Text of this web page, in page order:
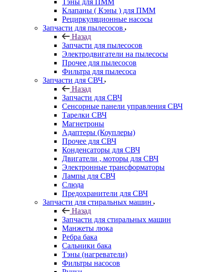
Тэны для ПММ
Клапаны ( Кэны ) для ПММ
Рециркуляционные насосы
Запчасти для пылесосов
Назад
Запчасти для пылесосов
Электродвигатели на пылесосы
Прочее для пылесосов
Фильтра для пылесоса
Запчасти для СВЧ
Назад
Запчасти для СВЧ
Сенсорные панели управления СВЧ
Тарелки СВЧ
Магнетроны
Адаптеры (Коуплеры)
Прочее для СВЧ
Конденсаторы для СВЧ
Двигатели , моторы для СВЧ
Электронные трансформаторы
Лампы для СВЧ
Слюда
Предохранители для СВЧ
Запчасти для стиральных машин
Назад
Запчасти для стиральных машин
Манжеты люка
Ребра бака
Сальники бака
Тэны (нагреватели)
Фильтры насосов